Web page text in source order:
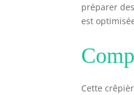
préparer
est
Cette